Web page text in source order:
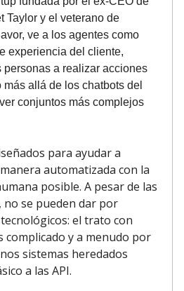
Taylor y el veterano de
ve a los agentes como
experiencia del cliente,
personas a realizar acciones
allá de los chatbots del
conjuntos más complejos
para ayudar a
automatizada con la
posible. A pesar de las
se pueden dar por
el trato con
complicado y a menudo por
sistemas heredados
a las API.